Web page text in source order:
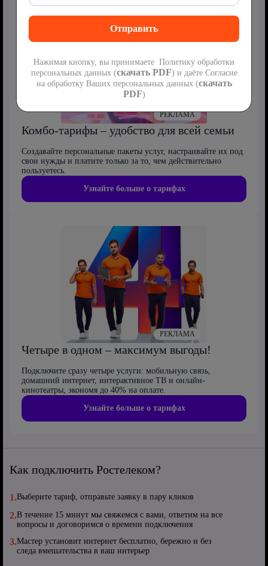
Комбо-тарифы – удобство для всей семьи
Создавайте персональные пакеты услуг, настраивайте их под
свои нужды и платите только за то, чем действительно
пользуетесь.
Узнайте больше о тарифах
РЕКЛАМА
Четыре в одном – максимум выгоды!
Подключите сразу четыре услуги: мобильную связь,
домашний интернет, интерактивное ТВ и онлайн-
кинотеатры, экономя до 40% на оплате.
Узнайте больше о тарифах
РЕКЛАМА
Как подключить Ростелеком?
1.Выберите тариф, отправьте заявку в пару кликов
2.В течение 15 минут мы свяжемся с вами, ответим на все
вопросы и договоримся о времени подключения
3.Мастер установит интернет бесплатно, бережно и без
следа вмешательства в ваш интерьер
Нажимая кнопку, вы принимаете Политику обработки
персональных данных (скачать PDF) и даёте Согласие
на обработку Ваших персональных данных (скачать
PDF)